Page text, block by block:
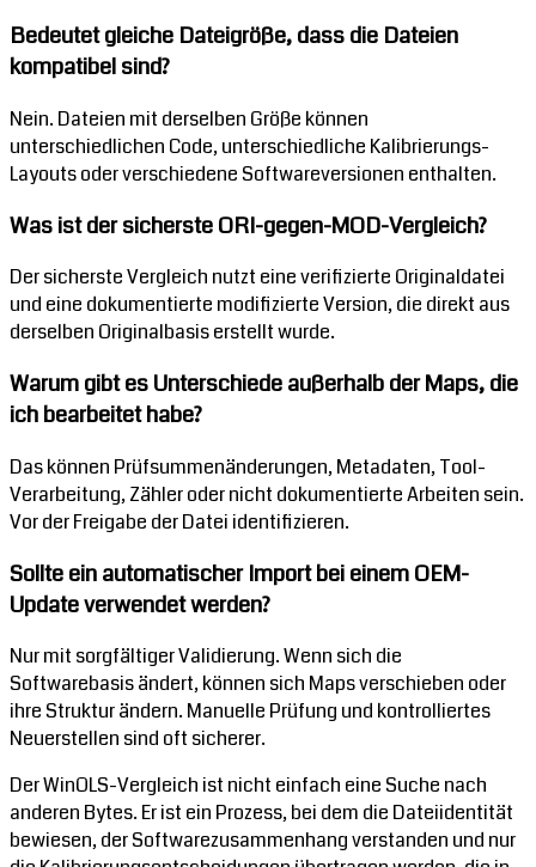
Bedeutet gleiche Dateigröße, dass die Dateien
kompatibel sind?
Nein. Dateien mit derselben Größe können
unterschiedlichen Code, unterschiedliche Kalibrierungs-
Layouts oder verschiedene Softwareversionen enthalten.
Was ist der sicherste ORI-gegen-MOD-Vergleich?
Der sicherste Vergleich nutzt eine verifizierte Originaldatei
und eine dokumentierte modifizierte Version, die direkt aus
derselben Originalbasis erstellt wurde.
Warum gibt es Unterschiede außerhalb der Maps, die
ich bearbeitet habe?
Das können Prüfsummenänderungen, Metadaten, Tool-
Verarbeitung, Zähler oder nicht dokumentierte Arbeiten sein.
Vor der Freigabe der Datei identifizieren.
Sollte ein automatischer Import bei einem OEM-
Update verwendet werden?
Nur mit sorgfältiger Validierung. Wenn sich die
Softwarebasis ändert, können sich Maps verschieben oder
ihre Struktur ändern. Manuelle Prüfung und kontrolliertes
Neuerstellen sind oft sicherer.
Der WinOLS-Vergleich ist nicht einfach eine Suche nach
anderen Bytes. Er ist ein Prozess, bei dem die Dateiidentität
bewiesen, der Softwarezusammenhang verstanden und nur